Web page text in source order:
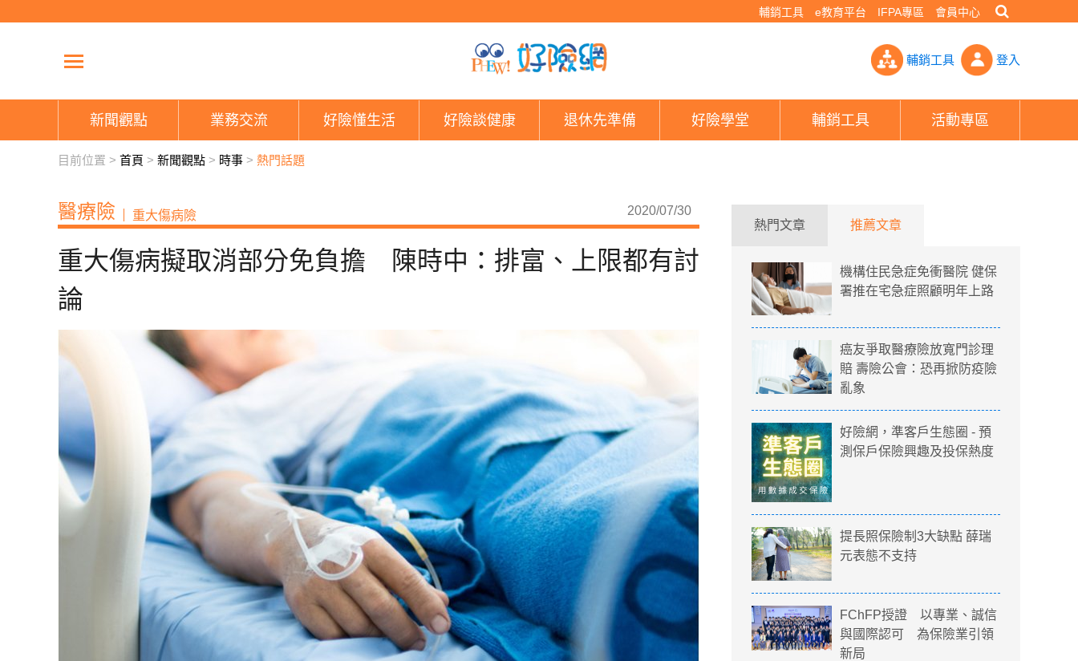
輔銷工具 e教育平台 IFPA專區 會員中心
重大傷病擬取消部分免負擔 陳時中：排富、上限都有討論- PHEW!好險網
輔銷工具 登入
新聞觀點 業務交流 好險懂生活 好險談健康 退休先準備 好險學堂 輔銷工具 活動專區
目前位置 > 首頁 > 新聞觀點 > 時事 > 熱門話題
醫療險 重大傷病險 2020/07/30
重大傷病擬取消部分免負擔 陳時中：排富、上限都有討
論
熱門文章 推薦文章
機構住民急症免衝醫院 健保
署推在宅急症照顧明年上路
癌友爭取醫療險放寬門診理
賠 壽險公會：恐再掀防疫險
亂象
好險網，準客戶生態圈 - 預
測保戶保險興趣及投保熱度
提長照保險制3大缺點 薛瑞
元表態不支持
FChFP授證 以專業、誠信
與國際認可 為保險業引領
新局